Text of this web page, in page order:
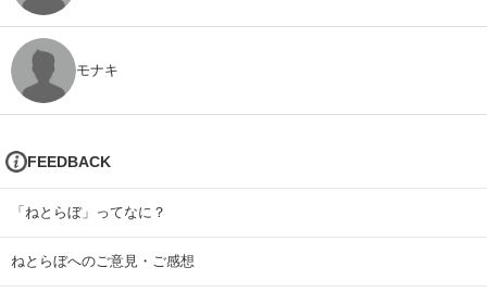
モナキ
FEEDBACK
「ねとらぼ」ってなに？
ねとらぼへのご意見・ご感想